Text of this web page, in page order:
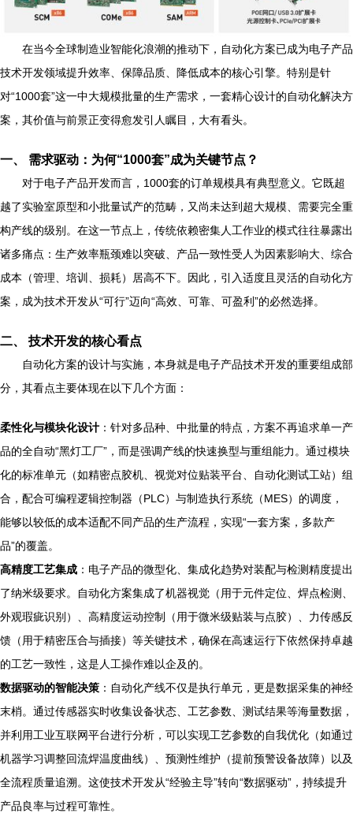
在当今全球制造业智能化浪潮的推动下，自动化方案已成为电子产品
技术开发领域提升效率、保障品质、降低成本的核心引擎。特别是针
对“1000套”这一中大规模批量的生产需求，一套精心设计的自动化解决方
案，其价值与前景正变得愈发引人瞩目，大有看头。
一、 需求驱动：为何“1000套”成为关键节点？
对于电子产品开发而言，1000套的订单规模具有典型意义。它既超
越了实验室原型和小批量试产的范畴，又尚未达到超大规模、需要完全重
构产线的级别。在这一节点上，传统依赖密集人工作业的模式往往暴露出
诸多痛点：生产效率瓶颈难以突破、产品一致性受人为因素影响大、综合
成本（管理、培训、损耗）居高不下。因此，引入适度且灵活的自动化方
案，成为技术开发从“可行”迈向“高效、可靠、可盈利”的必然选择。
二、 技术开发的核心看点
自动化方案的设计与实施，本身就是电子产品技术开发的重要组成部
分，其看点主要体现在以下几个方面：
柔性化与模块化设计 ：针对多品种、中批量的特点，方案不再追求单一产
品的全自动“黑灯工厂”，而是强调产线的快速换型与重组能力。通过模块
化的标准单元（如精密点胶机、视觉对位贴装平台、自动化测试工站）组
合，配合可编程逻辑控制器（PLC）与制造执行系统（MES）的调度，
能够以较低的成本适配不同产品的生产流程，实现“一套方案，多款产
品”的覆盖。
高精度工艺集成 ：电子产品的微型化、集成化趋势对装配与检测精度提出
了纳米级要求。自动化方案集成了机器视觉（用于元件定位、焊点检测、
外观瑕疵识别）、高精度运动控制（用于微米级贴装与点胶）、力传感反
馈（用于精密压合与插接）等关键技术，确保在高速运行下依然保持卓越
的工艺一致性，这是人工操作难以企及的。
数据驱动的智能决策 ：自动化产线不仅是执行单元，更是数据采集的神经
末梢。通过传感器实时收集设备状态、工艺参数、测试结果等海量数据，
并利用工业互联网平台进行分析，可以实现工艺参数的自我优化（如通过
机器学习调整回流焊温度曲线）、预测性维护（提前预警设备故障）以及
全流程质量追溯。这使技术开发从“经验主导”转向“数据驱动”，持续提升
产品良率与过程可靠性。